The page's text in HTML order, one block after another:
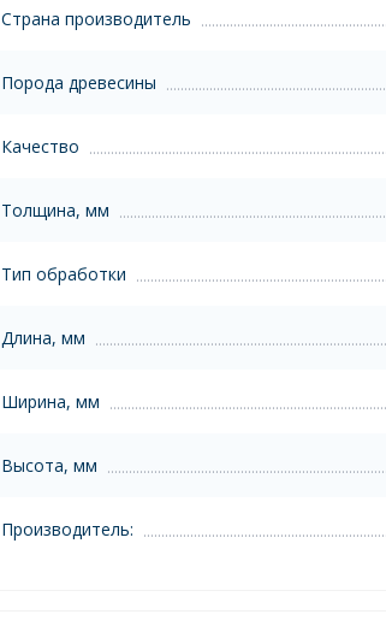
Страна производитель
Порода древесины
Качество
Толщина, мм
Тип обработки
Длина, мм
Ширина, мм
Высота, мм
Производитель: